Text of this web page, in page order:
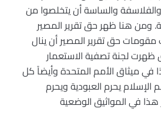
والساسة أن يتخلصوا من
ومن هنا ظهر حق تقرير المصير
حق تقرير المصير أن ينال
لجنة تصفية الاستعمار
في ميثاق الأمم المتحدة وأيضاً كل
الإسلام يحرم العبودية ويحرم
في المواثيق الوضعية